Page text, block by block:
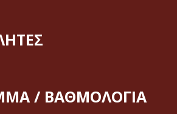
/ ΒΑΘΜΟΛΟΓΙΑ